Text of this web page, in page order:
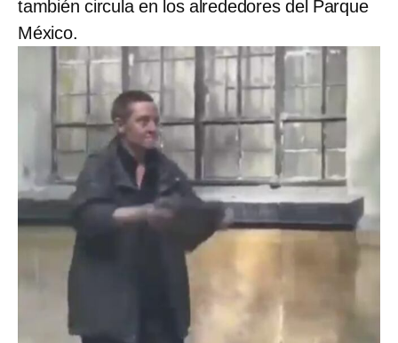
también circula en los alrededores del Parque
México.